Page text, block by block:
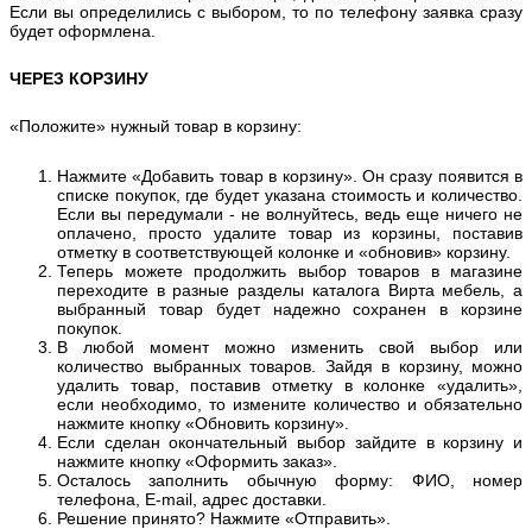
Если вы определились с выбором, то по телефону заявка сразу
будет оформлена.
ЧЕРЕЗ КОРЗИНУ
«Положите» нужный товар в корзину:
Нажмите «Добавить товар в корзину». Он сразу появится в
списке покупок, где будет указана стоимость и количество.
Если вы передумали - не волнуйтесь, ведь еще ничего не
оплачено, просто удалите товар из корзины, поставив
отметку в соответствующей колонке и «обновив» корзину.
Теперь можете продолжить выбор товаров в магазине
переходите в разные разделы каталога Вирта мебель, а
выбранный товар будет надежно сохранен в корзине
покупок.
В любой момент можно изменить свой выбор или
количество выбранных товаров. Зайдя в корзину, можно
удалить товар, поставив отметку в колонке «удалить»,
если необходимо, то измените количество и обязательно
нажмите кнопку «Обновить корзину».
Если сделан окончательный выбор зайдите в корзину и
нажмите кнопку «Оформить заказ».
Осталось заполнить обычную форму: ФИО, номер
телефона, E-mail, адрес доставки.
Решение принято? Нажмите «Отправить».